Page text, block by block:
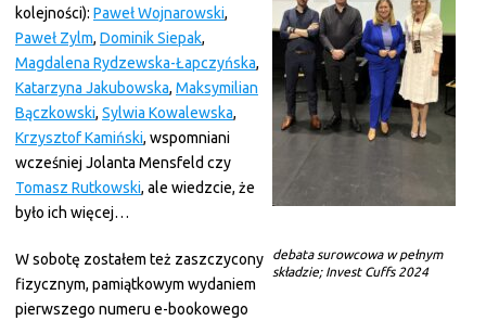
debata surowcowa w pełnym
składzie; Invest Cuffs 2024
kolejności): Paweł Wojnarowski,
Paweł Zylm, Dominik Siepak,
Magdalena Rydzewska-Łapczyńska,
Katarzyna Jakubowska, Maksymilian
Bączkowski, Sylwia Kowalewska,
Krzysztof Kamiński, wspomniani
wcześniej Jolanta Mensfeld czy
Tomasz Rutkowski, ale wiedzcie, że
było ich więcej…
W sobotę zostałem też zaszczycony
fizycznym, pamiątkowym wydaniem
pierwszego numeru e-bookowego